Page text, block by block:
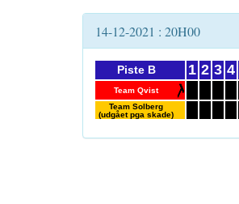
14-12-2021 : 20H00
Piste B
Team Qvist
Team Solberg
(udgået pga skade)
1 2 3 4